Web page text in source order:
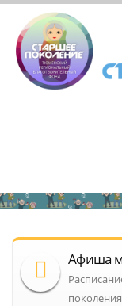
Афиша
поколения